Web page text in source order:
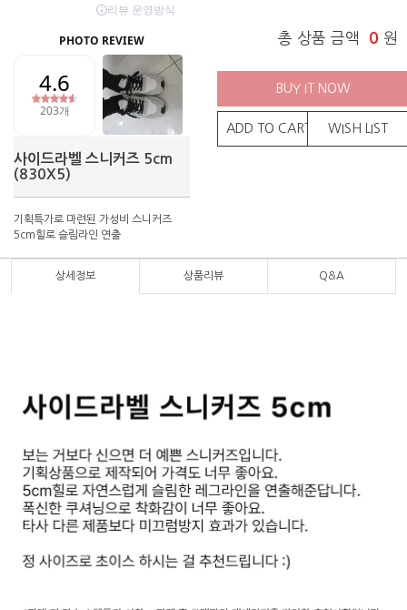
사이드라벨 스니커즈 5cm
(830X5)
기획특가로 마련된 가성비 스니커즈
5cm힐로 슬림라인 연출
총 상품 금액 0 원
BUY IT NOW
ADD TO CART WISH LIST
상세정보 상품리뷰 Q&A